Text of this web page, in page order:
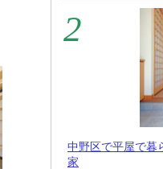
中野区で平屋で暮
家